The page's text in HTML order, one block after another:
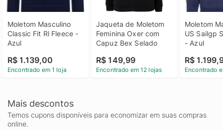
Moletom Masculino
Classic Fit Rl Fleece -
Azul
R$ 1.139,00
Encontrado em 1 loja
Jaqueta de Moletom
Feminina Oxer com
Capuz Bex Selado
R$ 149,99
Encontrado em 12 lojas
Moletom
US Sailgp
- Azul
R$
Encontrado
Mais descontos
Temos cupons disponíveis para economizar em suas compras
online.